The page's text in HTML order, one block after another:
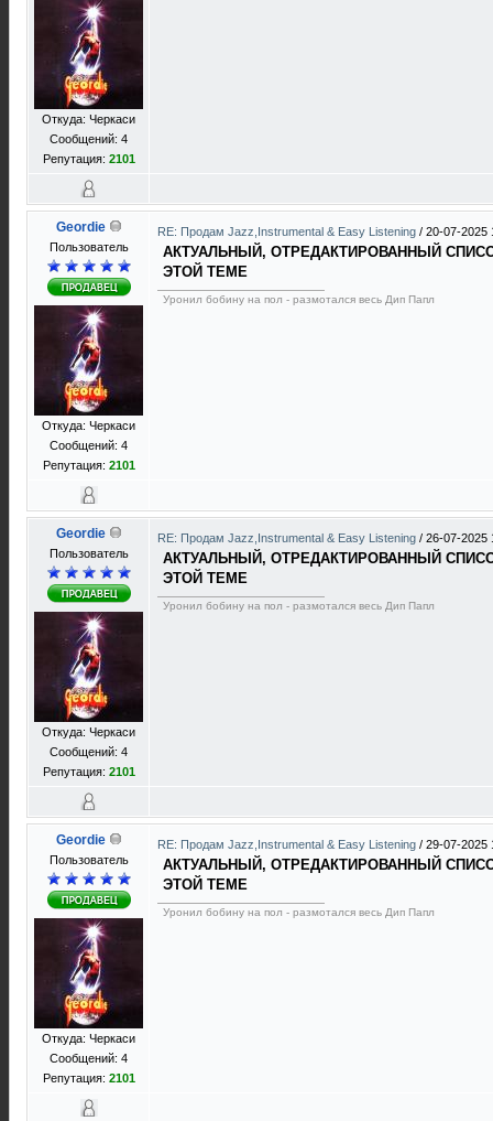
Откуда: Черкаси
Сообщений: 4
Репутация: 2101
Geordie
Пользователь
Откуда: Черкаси
Сообщений: 4
Репутация: 2101
RE: Продам Jazz,Instrumental & Easy Listening / 20-07-2025
АКТУАЛЬНЫЙ, ОТРЕДАКТИРОВАННЫЙ
ЭТОЙ ТЕМЕ
Уронил бобину на пол - размотался весь Дип Папл
Geordie
Пользователь
Откуда: Черкаси
Сообщений: 4
Репутация: 2101
RE: Продам Jazz,Instrumental & Easy Listening / 26-07-2025
АКТУАЛЬНЫЙ, ОТРЕДАКТИРОВАННЫЙ
ЭТОЙ ТЕМЕ
Уронил бобину на пол - размотался весь Дип Папл
Geordie
Пользователь
Откуда: Черкаси
Сообщений: 4
Репутация: 2101
RE: Продам Jazz,Instrumental & Easy Listening / 29-07-2025
АКТУАЛЬНЫЙ, ОТРЕДАКТИРОВАННЫЙ
ЭТОЙ ТЕМЕ
Уронил бобину на пол - размотался весь Дип Папл